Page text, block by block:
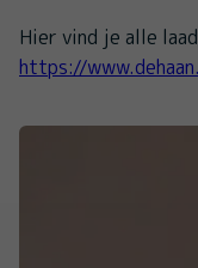
Hier vind je alle
https://